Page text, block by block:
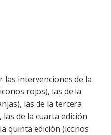
las intervenciones de la
rojos), las de la
las de la tercera
las de la cuarta edición
quinta edición (iconos